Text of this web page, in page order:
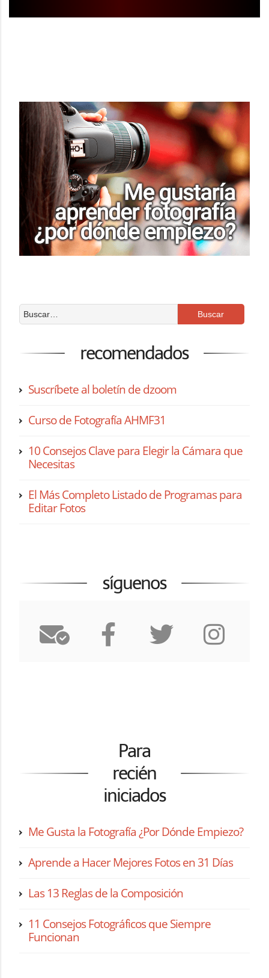
recomendados
Suscríbete al boletín de dzoom
Curso de Fotografía AHMF31
10 Consejos Clave para Elegir la Cámara que
Necesitas
El Más Completo Listado de Programas para
Editar Fotos
síguenos
Para
recién
iniciados
Me Gusta la Fotografía ¿Por Dónde Empiezo?
Aprende a Hacer Mejores Fotos en 31 Días
Las 13 Reglas de la Composición
11 Consejos Fotográficos que Siempre
Funcionan